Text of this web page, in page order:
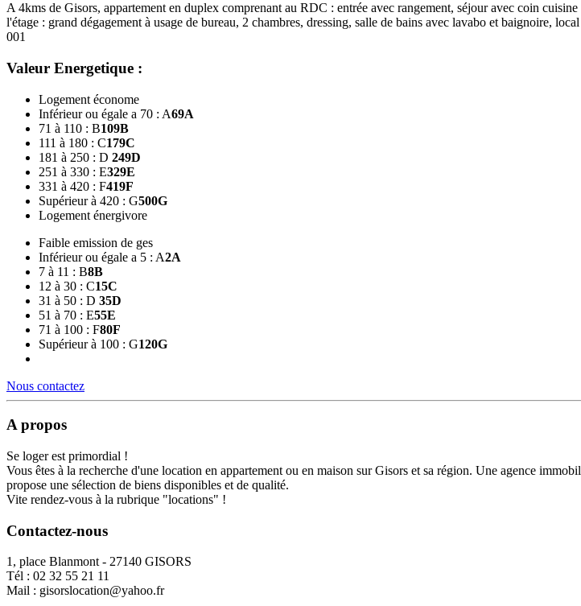
A 4kms de Gisors, appartement en duplex comprenant au RDC : entrée avec rangement, séjour avec coin
l'étage : grand dégagement à usage de bureau, 2 chambres, dressing, salle de bains avec lavabo et baignoire,
001
Valeur Energetique :
Logement économe
Inférieur ou égale a 70 : A69A
71 à 110 : B109B
111 à 180 : C179C
181 à 250 : D 249D
251 à 330 : E329E
331 à 420 : F419F
Supérieur à 420 : G500G
Logement énergivore
Faible emission de ges
Inférieur ou égale a 5 : A2A
7 à 11 : B8B
12 à 30 : C15C
31 à 50 : D 35D
51 à 70 : E55E
71 à 100 : F80F
Supérieur à 100 : G120G
Nous contactez
A propos
Se loger est primordial !
Vous êtes à la recherche d'une location en appartement ou en maison sur Gisors et sa région. Une agence
propose une sélection de biens disponibles et de qualité.
Vite rendez-vous à la rubrique "locations" !
Contactez-nous
1, place Blanmont - 27140 GISORS
Tél : 02 32 55 21 11
Mail : gisorslocation@yahoo.fr